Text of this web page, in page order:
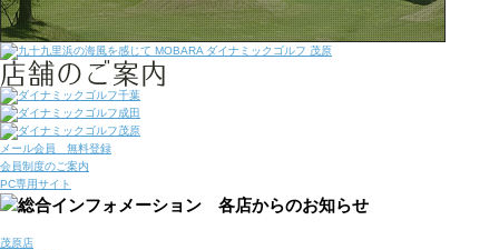
メール会員 無料登録
会員制度のご案内
PC専用サイト
茂原店